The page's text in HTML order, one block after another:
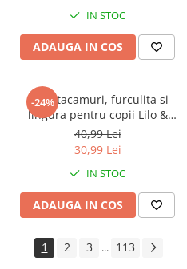
IN STOC
ADAUGA IN COS
-24%
Set 2 tacamuri, furculita si
lingura pentru copii Lilo &
Stitch 15.5 cm
40,99 Lei
30,99 Lei
IN STOC
ADAUGA IN COS
1 2 3 ... 113